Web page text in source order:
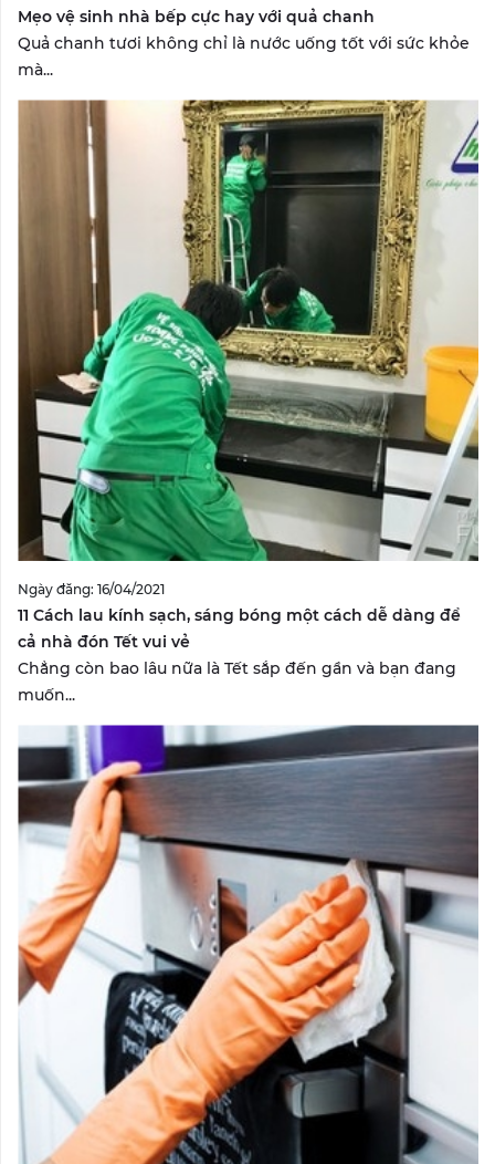
Mẹo vệ sinh nhà bếp cực hay với quả chanh
Quả chanh tươi không chỉ là nước uống tốt với sức khỏe
mà...
Ngày đăng: 16/04/2021
11 Cách lau kính sạch, sáng bóng một cách dễ dàng để
cả nhà đón Tết vui vẻ
Chẳng còn bao lâu nữa là Tết sắp đến gần và bạn đang
muốn...